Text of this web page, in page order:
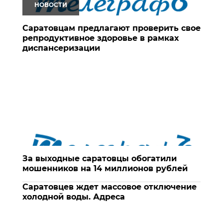
НОВОСТИ
Саратовцам предлагают проверить свое
репродуктивное здоровье в рамках
диспансеризации
За выходные саратовцы обогатили
мошенников на 14 миллионов рублей
Саратовцев ждет массовое отключение
холодной воды. Адреса